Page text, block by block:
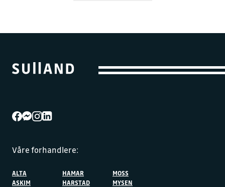
Våre forhandlere:
ALTA
ASKIM
HAMAR
HARSTAD
MOSS
MYSEN